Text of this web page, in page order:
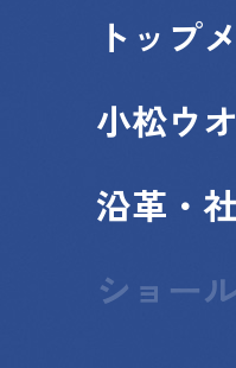
トップ
小松ウ
沿革・
ショー